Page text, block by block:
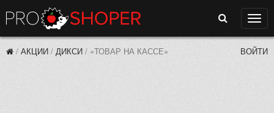
Поиск
/ АКЦИИ / ДИКСИ / «ТОВАР НА КАССЕ» ВОЙТИ